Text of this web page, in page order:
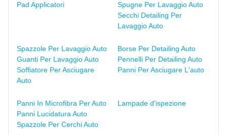
Pad Applicatori
Spugne Per Lavaggio Auto
Secchi Detailing Per
Lavaggio Auto
Spazzole Per Lavaggio Auto
Guanti Per Lavaggio Auto
Soffiatore Per Asciugare
Auto
Borse Per Detailing Auto
Pennelli Per Detailing Auto
Panni Per Asciugare L'auto
Panni In Microfibra Per Auto
Panni Lucidatura Auto
Spazzole Per Cerchi Auto
Lampade d'ispezione